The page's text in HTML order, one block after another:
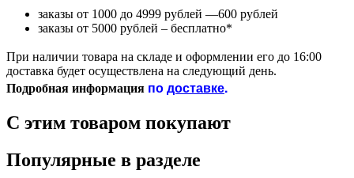
заказы от 1000 до 4999 рублей —600 рублей
заказы от 5000 рублей – бесплатно*
При наличии товара на складе и оформлении его до 16:00
доставка будет осуществлена на следующий день.
Подробная информация подоставке.
С этим товаром покупают
Популярные в разделе